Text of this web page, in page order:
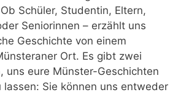
Schüler, Studentin, Eltern,
Seniorinnen – erzählt uns
Geschichte von einem
Ort. Es gibt zwei
uns eure Münster-Geschichten
lassen: Sie können uns entweder